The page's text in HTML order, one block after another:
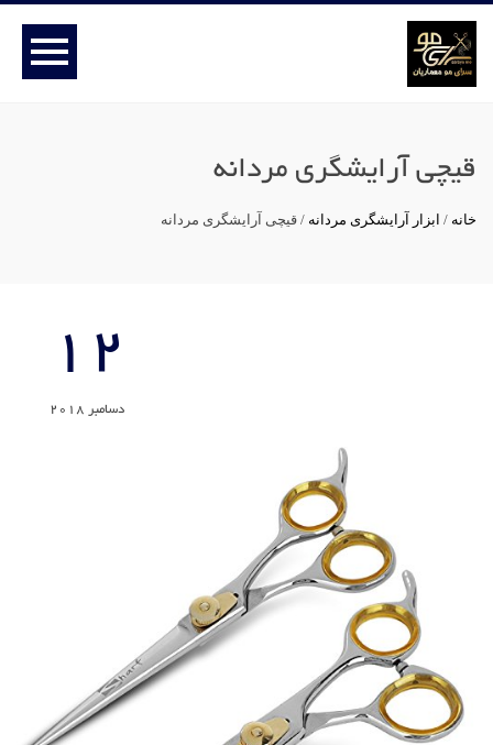
قیچی آرایشگری مردانه
خانه / ابزار آرایشگری مردانه / قیچی آرایشگری مردانه
12
دسامبر 2018